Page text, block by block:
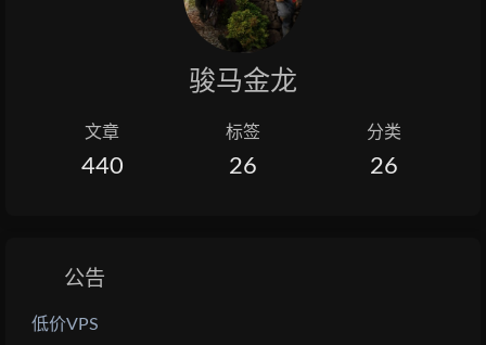
骏马金龙
文章
440
标签
26
分类
26
公告
低价VPS